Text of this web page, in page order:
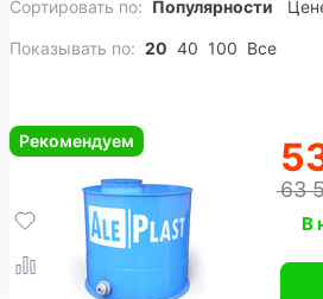
200 м3 Полипропиленовые
Вертикальные Горизонтальные
Конусные
На заказ Промышленные
Для горячей воды Для
Сортировать по: Популярности
Показывать по: 20 40 100 Все
63
Рекомендуем
В